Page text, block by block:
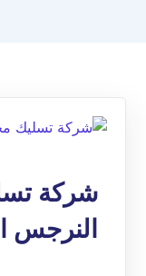
شركة
النرجس